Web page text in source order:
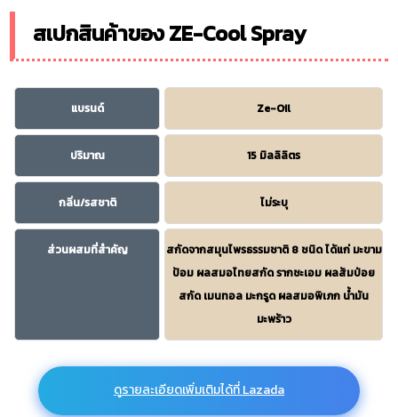
สเปกสินค้าของ ZE-Cool Spray
แบรนด์ Ze-Oil
ปริมาณ 15 มิลลิลิตร
กลิ่น/รสชาติ ไม่ระบุ
ส่วนผสมที่สำคัญ
สกัดจากสมุนไพรธรรมชาติ 8 ชนิด ได้แก่ มะขาม
ป้อม ผลสมอไทยสกัด รากชะเอม ผลส้มป่อย
สกัด เมนทอล มะกรูด ผลสมอพิเภก น้ำมัน
มะพร้าว
ดูรายละเอียดเพิ่มเติมได้ที่ Lazada